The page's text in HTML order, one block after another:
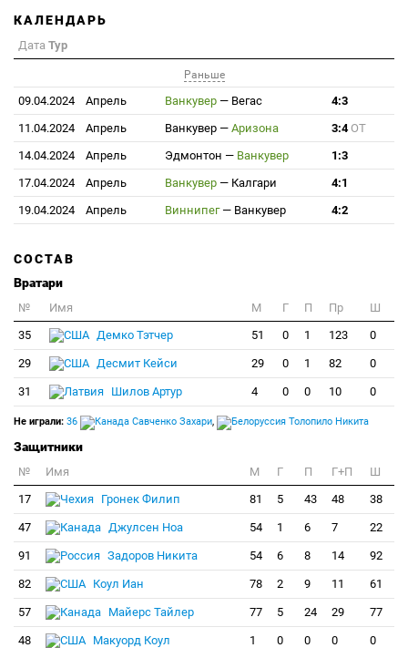
КАЛЕНДАРЬ
Дата Тур
Раньше
09.04.2024 Апрель Ванкувер — Вегас
4:3
11.04.2024
Апрель Ванкувер — Аризона 3:4ОТ
14.04.2024
Апрель Эдмонтон — Ванкувер
1:3
17.04.2024
Апрель Ванкувер — Калгари
4:1
19.04.2024
Апрель Виннипег— Ванкувер 4:2
СОСТАВ
Вратари
№ Имя M Г П Пр
Ш
35
Демко Тэтчер 51 0 1 123 0
29 Десмит Кейси 29 0 1 82 0
31 Шилов Артур 4 0 0 10 0
Не играли: 36 Савченко Захари, Толопило Никита
Защитники
№ Имя M Г П Г+П
Ш
17
Гронек Филип 81 5 43 48 38
47 Джулсен Ноа 54 1 6 7 22
91 Задоров Никита 54 6 8 14 92
82 Коул Иан 78 2 9 11 61
57 Майерс Тайлер 77 5 24 29 77
48 Макуорд Коул 1 0 0 0 0